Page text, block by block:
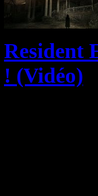
Resident
! (Vidéo)